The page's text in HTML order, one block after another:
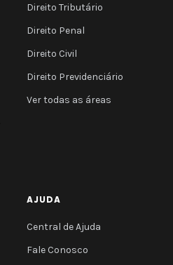
Direito Tributário
Direito Penal
Direito Civil
Direito Previdenciário
Ver todas as áreas
AJUDA
Central de Ajuda
Fale Conosco